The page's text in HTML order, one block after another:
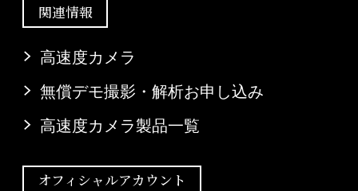
関連情報
高速度カメラ
無償デモ撮影・解析お申し込み
高速度カメラ製品一覧
オフィシャルアカウント